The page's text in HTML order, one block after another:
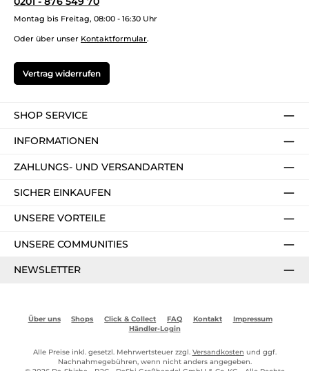
Montag bis Freitag, 08:00 - 16:30 Uhr
Oder über unser Kontaktformular.
Vertrag widerrufen
SHOP SERVICE
INFORMATIONEN
ZAHLUNGS- UND VERSANDARTEN
SICHER EINKAUFEN
UNSERE VORTEILE
UNSERE COMMUNITIES
NEWSLETTER
Über uns Shops Click & Collect FAQ Kontakt
Impressum
Händler-Login
Alle Preise inkl. gesetzl. Mehrwertsteuer zzgl. Versandkosten und ggf.
Nachnahmegebühren, wenn nicht anders angegeben.